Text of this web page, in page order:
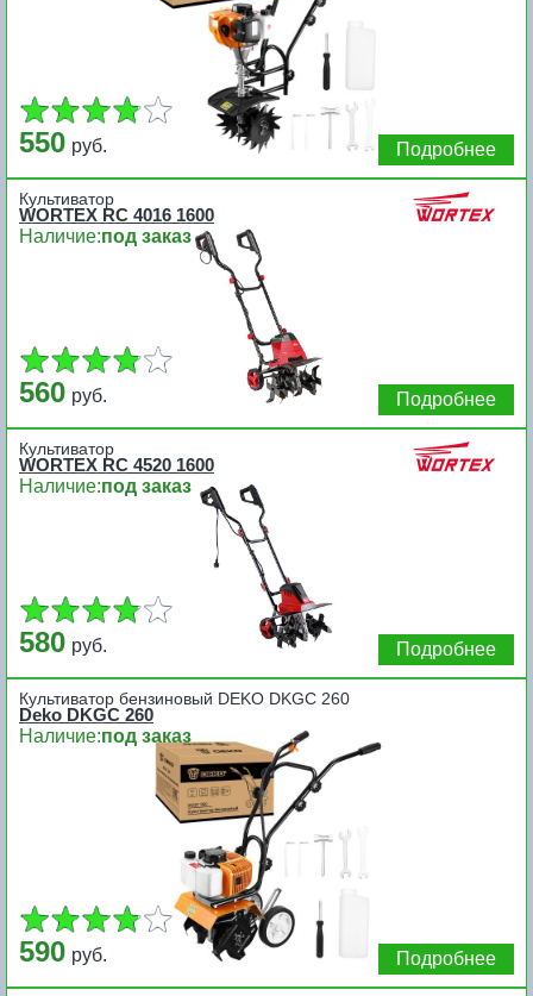
550 руб. Подробнее
Культиватор
WORTEX RC 4016 1600
Наличие:под заказ
560 руб. Подробнее
Культиватор
WORTEX RC 4520 1600
Наличие:под заказ
580 руб. Подробнее
Культиватор бензиновый DEKO DKGC 260
Deko DKGC 260
Наличие:под заказ
590 руб. Подробнее